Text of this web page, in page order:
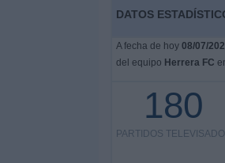
DATOS
A fecha de hoy 08/07/
del equipo Herrera FC
180
PARTIDOS